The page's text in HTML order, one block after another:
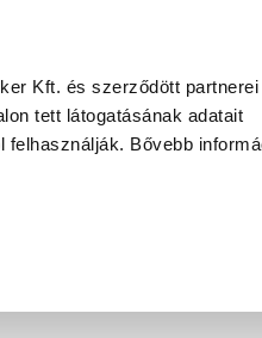
Kft. és szerződött partnerei
tett látogatásának adatait
Bővebb